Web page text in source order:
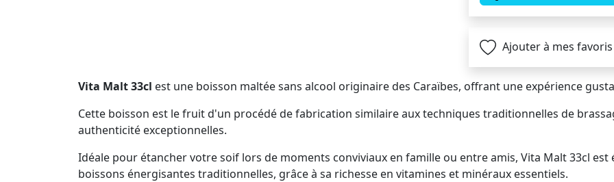
Ajouter à mes favoris
Vita Malt 33cl est une boisson maltée sans alcool originaire des Caraïbes, offrant une expérience
Cette boisson est le fruit d'un procédé de fabrication similaire aux techniques traditionnelles de
authenticité exceptionnelles.
Idéale pour étancher votre soif lors de moments conviviaux en famille ou entre amis, Vita Malt 33cl
boissons énergisantes traditionnelles, grâce à sa richesse en vitamines et minéraux essentiels.